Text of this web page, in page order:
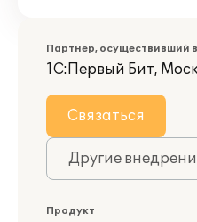
Партнер, осуществивший
1С:Первый Бит,
Связаться
Другие
Продукт